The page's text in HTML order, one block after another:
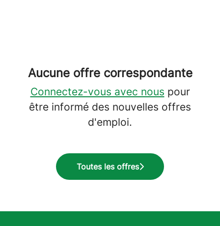
Aucune offre correspondante
Connectez-vous avec nous pour
être informé des nouvelles offres
d'emploi.
Toutes les offres